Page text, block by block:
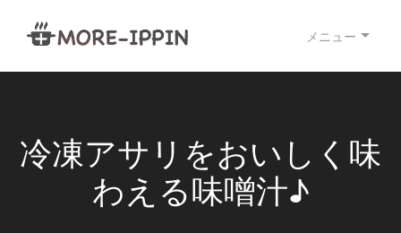
メニュー
冷凍アサリをおいしく味
わえる味噌汁♪